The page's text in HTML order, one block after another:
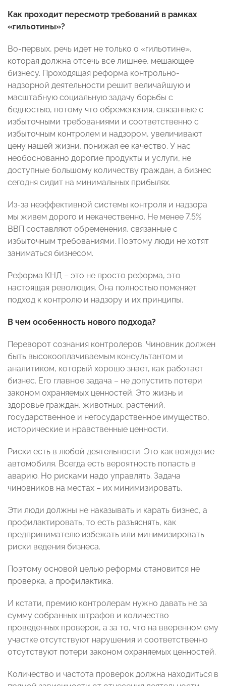
Как проходит пересмотр требований в рамках
«гильотины»?
Во-первых, речь идет не только о «гильотине»,
которая должна отсечь все лишнее, мешающее
бизнесу. Проходящая реформа контрольно-
надзорной деятельности решит величайшую и
масштабную социальную задачу борьбы с
бедностью, потому что обременения, связанные с
избыточными требованиями и соответственно с
избыточным контролем и надзором, увеличивают
цену нашей жизни, понижая ее качество. У нас
необоснованно дорогие продукты и услуги, не
доступные большому количеству граждан, а бизнес
сегодня сидит на минимальных прибылях.
Из-за неэффективной системы контроля и надзора
мы живем дорого и некачественно. Не менее 7,5%
ВВП составляют обременения, связанные с
избыточным требованиями. Поэтому люди не хотят
заниматься бизнесом.
Реформа КНД – это не просто реформа, это
настоящая революция. Она полностью поменяет
подход к контролю и надзору и их принципы.
В чем особенность нового подхода?
Переворот сознания контролеров. Чиновник должен
быть высокооплачиваемым консультантом и
аналитиком, который хорошо знает, как работает
бизнес. Его главное задача – не допустить потери
законом охраняемых ценностей. Это жизнь и
здоровье граждан, животных, растений,
государственное и негосударственное имущество,
исторические и нравственные ценности.
Риски есть в любой деятельности. Это как вождение
автомобиля. Всегда есть вероятность попасть в
аварию. Но рисками надо управлять. Задача
чиновников на местах – их минимизировать.
Эти люди должны не наказывать и карать бизнес, а
профилактировать, то есть разъяснять, как
предпринимателю избежать или минимизировать
риски ведения бизнеса.
Поэтому основой целью реформы становится не
проверка, а профилактика.
И кстати, премию контролерам нужно давать не за
сумму собранных штрафов и количество
проведенных проверок, а за то, что на вверенном ему
участке отсутствуют нарушения и соответственно
отсутствуют потери законом охраняемых ценностей.
Количество и частота проверок должна находиться в